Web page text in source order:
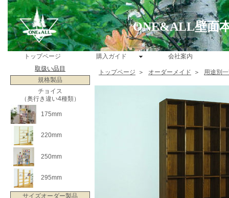
ONE&ALL壁面
トップページ 購入ガイド
会社案内
取扱い品目
規格製品
チョイス
（奥行き違い4種類）
175mm
220mm
250mm
295mm
サイズオーダー製品
トップページ ＞ オーダーメイド ＞ 用途別